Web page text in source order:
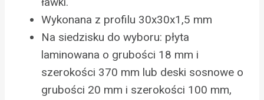
Wykonana z profilu 30x30x1,5 mm
Na siedzisku do wyboru: płyta
laminowana o grubości 18 mm i
szerokości 370 mm lub deski sosnowe o
grubości 20 mm i szerokości 100 mm,